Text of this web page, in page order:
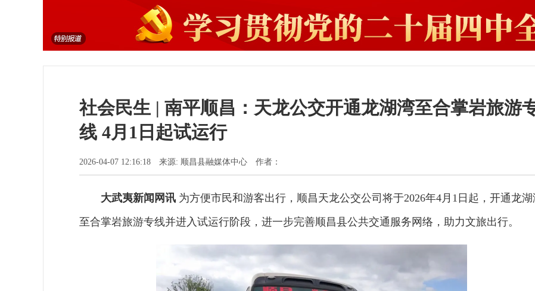
社会民生 | 南平顺昌：天龙公交开通龙湖湾至合掌岩旅游
线 4月1日起试运行
2026-04-07 12:16:18 来源: 顺昌县融媒体中心 作者：
大武夷新闻网讯 为方便市民和游客出行，顺昌天龙公交公司将于2026年4月1日起，开通龙湖
至合掌岩旅游专线并进入试运行阶段，进一步完善顺昌县公共交通服务网络，助力文旅出行。